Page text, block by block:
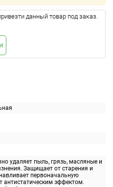
удаляет пыль, грязь, масляные и
Защищает от старения и
первоначальную
антистатическим эффектом.
данный товар под заказ.